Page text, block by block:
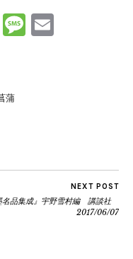
Pinterest
Message
蒲
NEXT POST
名品集成』宇野雪村編 講談社
2017/06/07